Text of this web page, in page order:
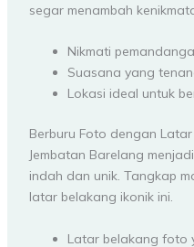
segar menambah
Nikmati
Suasana yang
Lokasi ideal untuk
Berburu Foto dengan Latar
Jembatan Barelang
indah dan unik. Tangkap
latar belakang ikonik ini.
Latar belakang foto